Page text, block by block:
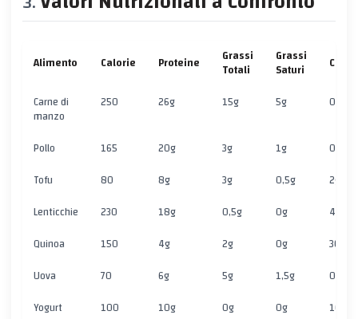
Alimento Calorie Proteine Grassi
Totali
Grassi
Saturi
Carne di
manzo
250 26g 15g 5g 0g
Pollo 165 20g 3g 1g
0g
Tofu
80 8g 3g 0,5g
2g
Lenticchie
230 18g 0,5g 0g
40g
Quinoa
150 4g 2g 0g
30g
Uova
70 6g 5g 1,5g
0g
Yogurt
100 10g 0g 0g
10g